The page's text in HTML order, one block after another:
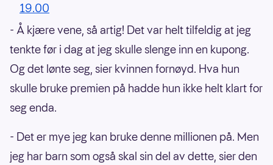
19.00
- Å kjære vene, så artig! Det var helt tilfeldig at jeg
tenkte før i dag at jeg skulle slenge inn en kupong.
Og det lønte seg, sier kvinnen fornøyd. Hva hun
skulle bruke premien på hadde hun ikke helt klart for
seg enda.
- Det er mye jeg kan bruke denne millionen på. Men
jeg har barn som også skal sin del av dette, sier den